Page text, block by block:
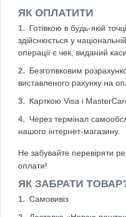
ЯК ОПЛАТИТИ
Готівкою в будь-якій
здійснюється у
операції є чек, виданий
Безготівковим
виставленого рахунку на
Карткою Visa і
Через термінал
нашого інтернет-магазину.
Не забувайте перевіряти
оплати!
ЯК ЗАБРАТИ
Самовивіз